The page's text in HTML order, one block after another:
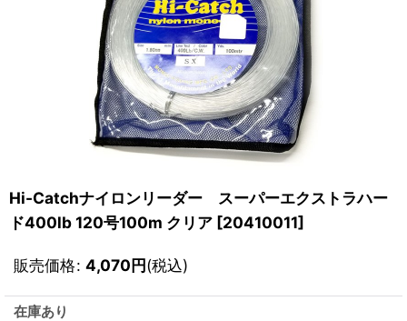
Hi-Catchナイロンリーダー スーパーエクストラハー
ド400lb 120号100m クリア [20410011]
販売価格: 4,070円(税込)
在庫あり